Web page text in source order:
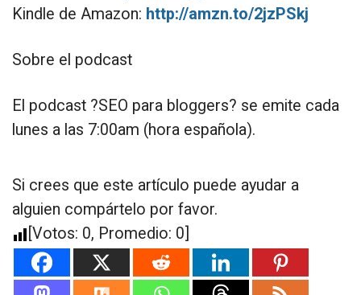
Kindle de Amazon: http://amzn.to/2jzPSkj
Sobre el podcast
El podcast ?SEO para bloggers? se emite cada
lunes a las 7:00am (hora española).
Si crees que este artículo puede ayudar a
alguien compártelo por favor.
[Votos: 0, Promedio: 0